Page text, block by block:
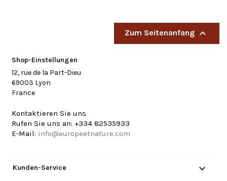
Zum Seitenanfang 
Shop-Einstellungen
12, rue de la Part-Dieu
69003 Lyon
France
Kontaktieren Sie uns
Rufen Sie uns an: +334 82535933
E-Mail: info@europeetnature.com
Kunden-Service 